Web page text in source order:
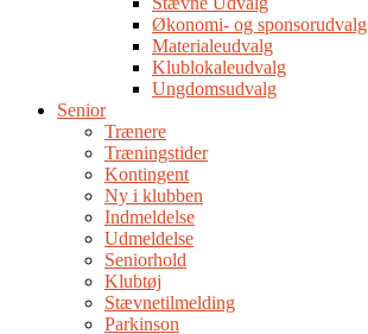
Økonomi- og sponsorudvalg
Materialeudvalg
Klublokaleudvalg
Ungdomsudvalg
Senior
Trænere
Træningstider
Kontingent
Ny i klubben
Indmeldelse
Udmeldelse
Seniorhold
Klubtøj
Stævnetilmelding
Parkinson